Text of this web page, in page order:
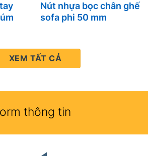
Nút nhựa bọc chân ghế
sofa phi 50 mm
XEM TẤT CẢ
thông tin